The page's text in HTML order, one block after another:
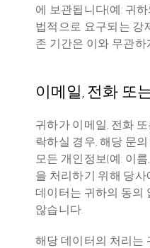
에 보관됩니다(예: 귀
법적으로 요구되는 강
존 기간은 이와 무관하
이메일, 전화 또
귀하가 이메일, 전화
락하실 경우, 해당 문
모든 개인정보(예: 이
을 처리하기 위해 당
데이터는 귀하의 동의
않습니다.
해당 데이터의 처리는